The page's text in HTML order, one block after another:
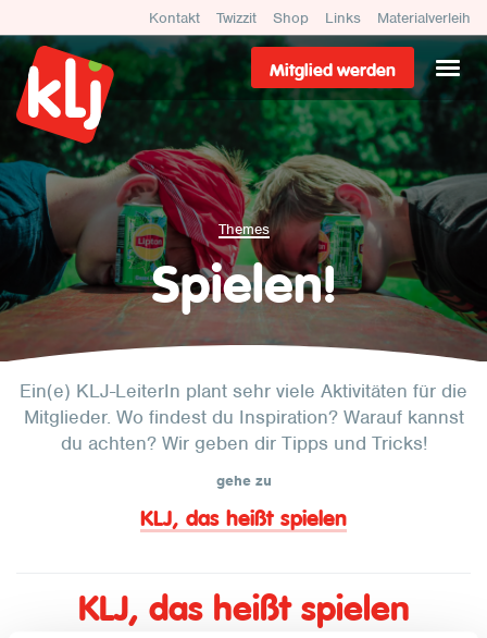
Kontakt Twizzit Shop Links Materialverleih
Mitglied werden
Themes
Spielen!
Ein(e) KLJ-LeiterIn plant sehr viele Aktivitäten für die
Mitglieder. Wo findest du Inspiration? Warauf kannst
du achten? Wir geben dir Tipps und Tricks!
gehe zu
KLJ, das heißt spielen
KLJ, das heißt spielen